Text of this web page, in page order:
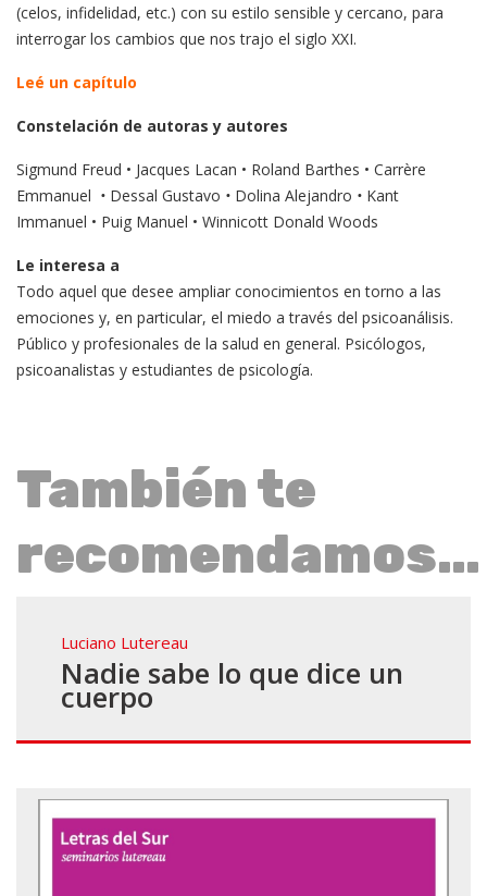
(celos, infidelidad, etc.) con su estilo sensible y cercano, para
interrogar los cambios que nos trajo el siglo XXI.
Leé un capítulo
Constelación de autoras y autores
Sigmund Freud • Jacques Lacan • Roland Barthes • Carrère
Emmanuel • Dessal Gustavo • Dolina Alejandro • Kant
Immanuel • Puig Manuel • Winnicott Donald Woods
Le interesa a
Todo aquel que desee ampliar conocimientos en torno a las
emociones y, en particular, el miedo a través del psicoanálisis.
Público y profesionales de la salud en general. Psicólogos,
psicoanalistas y estudiantes de psicología.
También te
recomendamos…
Luciano Lutereau
Nadie sabe lo que dice un
cuerpo